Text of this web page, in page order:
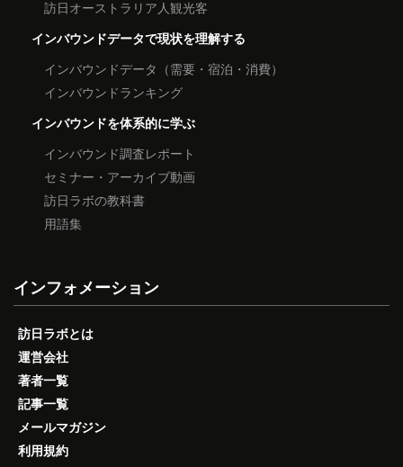
訪日オーストラリア人観光客
インバウンドデータで現状を理解する
インバウンドデータ（需要・宿泊・消費）
インバウンドランキング
インバウンドを体系的に学ぶ
インバウンド調査レポート
セミナー・アーカイブ動画
訪日ラボの教科書
用語集
インフォメーション
訪日ラボとは
運営会社
著者一覧
記事一覧
メールマガジン
利用規約